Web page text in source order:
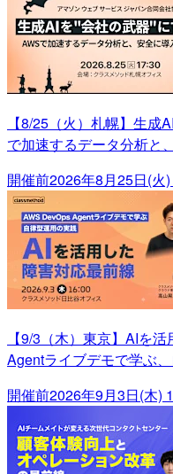
【8/25（火）札幌】生成
で加速するデータ分析と
開催前2026年8月25日(火
【9/3（木）東京】AIを
Agentライブデモで学ぶ
開催前2026年9月3日(木)